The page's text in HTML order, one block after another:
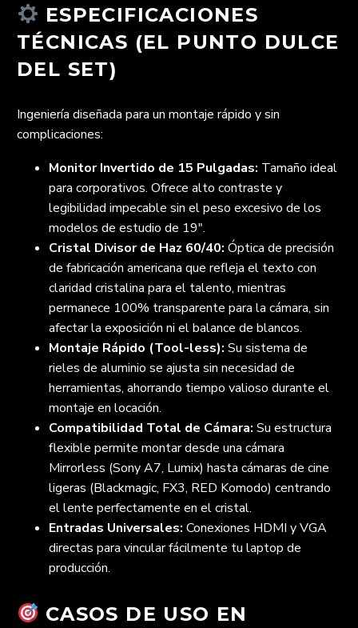
ESPECIFICACIONES
TÉCNICAS (EL PUNTO DULCE
DEL SET)
Ingeniería diseñada para un montaje rápido y sin
complicaciones:
Monitor Invertido de 15 Pulgadas: Tamaño ideal
para corporativos. Ofrece alto contraste y
legibilidad impecable sin el peso excesivo de los
modelos de estudio de 19″.
Cristal Divisor de Haz 60/40: Óptica de precisión
de fabricación americana que refleja el texto con
claridad cristalina para el talento, mientras
permanece 100% transparente para la cámara, sin
afectar la exposición ni el balance de blancos.
Montaje Rápido (Tool-less): Su sistema de
rieles de aluminio se ajusta sin necesidad de
herramientas, ahorrando tiempo valioso durante el
montaje en locación.
Compatibilidad Total de Cámara: Su estructura
flexible permite montar desde una cámara
Mirrorless (Sony A7, Lumix) hasta cámaras de cine
ligeras (Blackmagic, FX3, RED Komodo) centrando
el lente perfectamente en el cristal.
Entradas Universales: Conexiones HDMI y VGA
directas para vincular fácilmente tu laptop de
producción.
CASOS DE USO EN